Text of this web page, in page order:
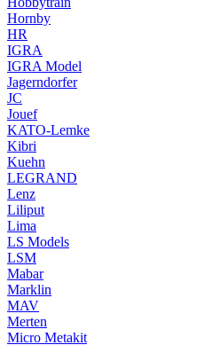
Hornby
HR
IGRA
IGRA Model
Jagerndorfer
JC
Jouef
KATO-Lemke
Kibri
Kuehn
LEGRAND
Lenz
Liliput
Lima
LS Models
LSM
Mabar
Marklin
MAV
Merten
Micro Metakit